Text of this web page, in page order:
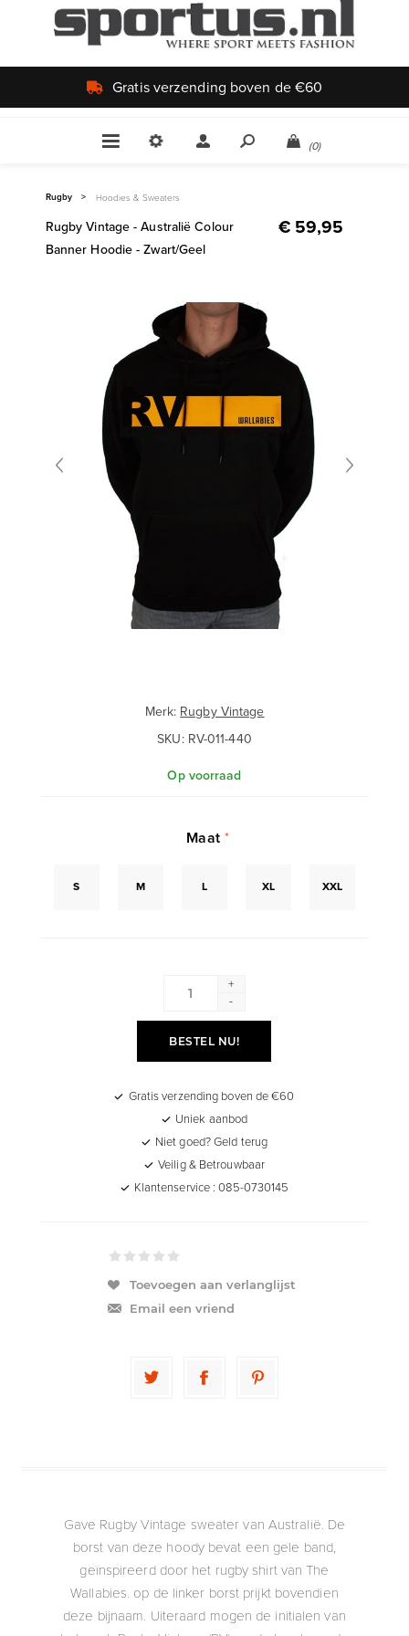
Uniek aanbod
(0)
Rugby > Hoodies & Sweaters
Rugby Vintage - Australië Colour
Banner Hoodie - Zwart/Geel
€ 59,95
Merk: Rugby Vintage
SKU: RV-011-440
Op voorraad
Maat*
S M L XL XXL
+
-
BESTEL NU!
Gratis verzending boven de €60
Uniek aanbod
Niet goed? Geld terug
Veilig & Betrouwbaar
Klantenservice : 085-0730145
Toevoegen aan verlanglijst
Email een vriend
Gave Rugby Vintage sweater van Australië. De
borst van deze hoody bevat een gele band,
geïnspireerd door het rugby shirt van The
Wallabies. op de linker borst prijkt bovendien
deze bijnaam. Uiteraard mogen de initialen van